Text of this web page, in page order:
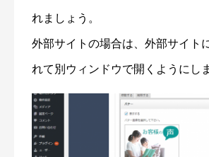
れましょう。
外部サイトの場合は、外部サイト
れて別ウィンドウで開くようにし